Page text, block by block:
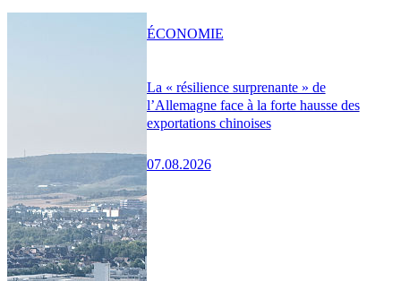
La « résilience surprenante » de
l’Allemagne face à la forte hausse des
exportations chinoises
07.08.2026
ÉCONOMIE